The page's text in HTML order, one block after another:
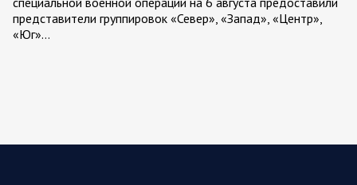
представители группировок «Север», «Запад», «Центр»,
«Юг»…
Российские вооруженные силы нанесли удары по